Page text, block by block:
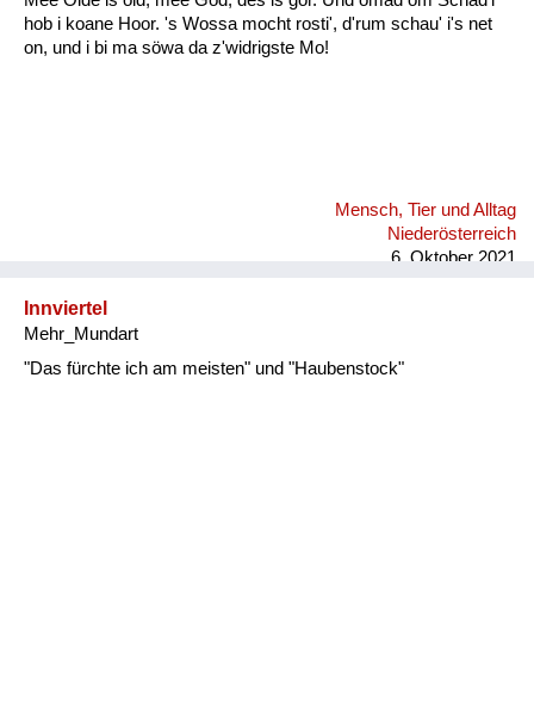
hob i koane Hoor. 's Wossa mocht rosti', d'rum schau' i's net
on, und i bi ma söwa da z'widrigste Mo!
Mensch, Tier und Alltag
Niederösterreich
6. Oktober 2021
Innviertel
Mehr_Mundart
"Das fürchte ich am meisten" und "Haubenstock"